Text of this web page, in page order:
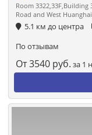
Room
Road and West
5.1 км до центра
По отзывам
От3540 руб. за 1